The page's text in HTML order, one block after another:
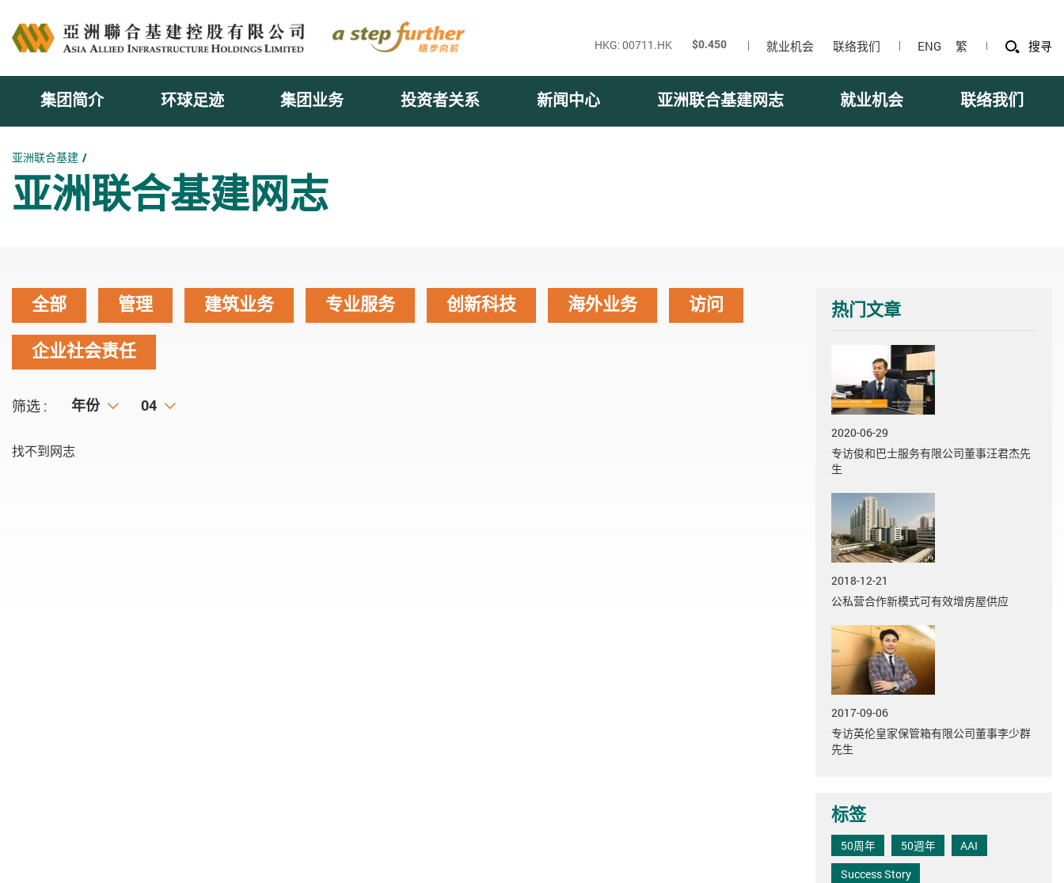
就业机会 联络我们 ENG 繁 搜寻
集团简介 环球足迹 集团业务 投资者关系 新闻中心 亚洲联合基建网志 就业机会 联络我们
亚洲联合基建
亚洲联合基建网志
全部 管理 建筑业务 专业服务 创新科技 海外业务
访问
企业社会责任
筛选 : 年份
年份 月份
04
找不到网志
热门文章
2020-06-29
专访俊和巴士服务有限公司董事汪君杰先
生
2018-12-21
公私营合作新模式可有效增房屋供应
2017-09-06
专访英伦皇家保管箱有限公司董事李少群
先生
标签
50周年 50週年
AAI
Success Story